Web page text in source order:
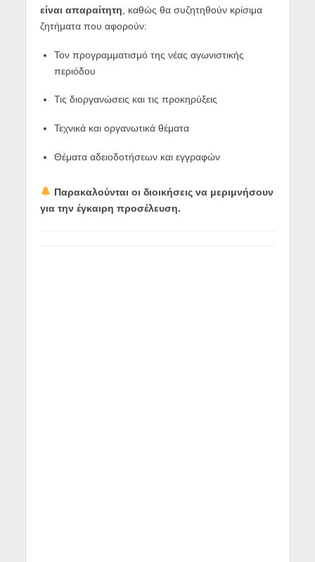
είναι απαραίτητη , καθώς θα συζητηθούν κρίσιμα
ζητήματα που αφορούν:
Τον προγραμματισμό της νέας αγωνιστικής
περιόδου
Τις διοργανώσεις και τις προκηρύξεις
Τεχνικά και οργανωτικά θέματα
Θέματα αδειοδοτήσεων και εγγραφών
Παρακαλούνται οι διοικήσεις να μεριμνήσουν
για την έγκαιρη προσέλευση.